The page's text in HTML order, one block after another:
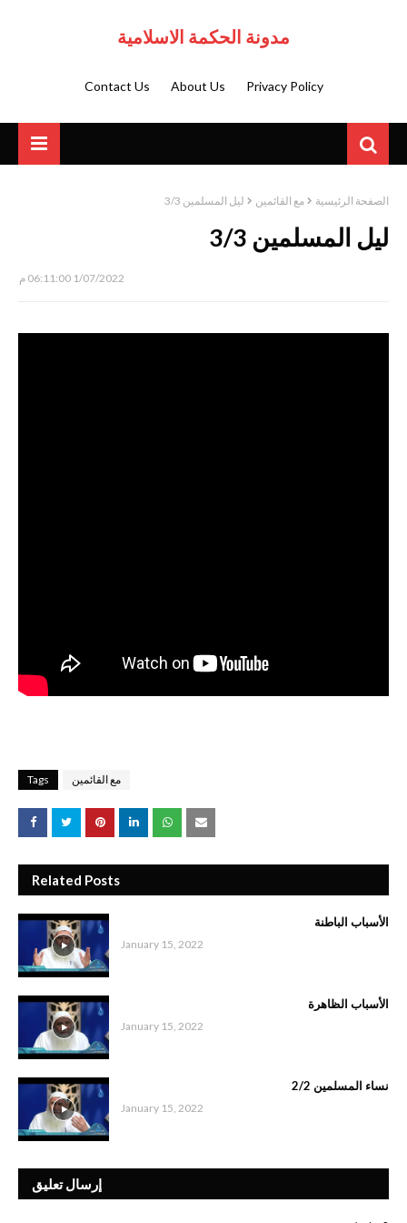
مدونة الحكمة الاسلامية
Privacy Policy
About Us
Contact Us
الصفحة الرئيسية مع القائمين ليل المسلمين 3/3
ليل المسلمين 3/3
1/07/2022 06:11:00 م
Tags مع القائمين
Related Posts
الأسباب الباطنة
January 15, 2022
الأسباب الظاهرة
January 15, 2022
نساء المسلمين 2/2
January 15, 2022
إرسال تعليق